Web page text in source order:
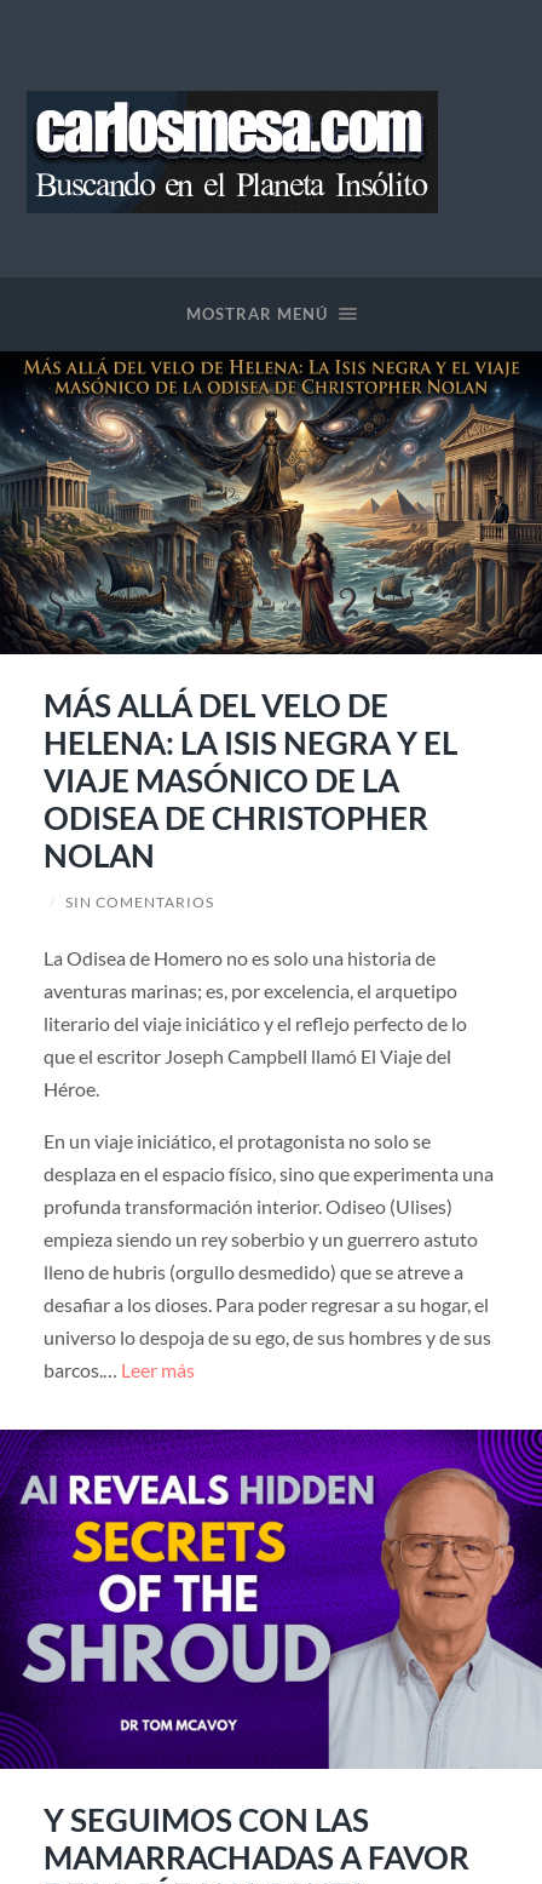
MOSTRAR MENÚ
MÁS ALLÁ DEL VELO DE
HELENA: LA ISIS NEGRA Y EL
VIAJE MASÓNICO DE LA
ODISEA DE CHRISTOPHER
NOLAN
/ SIN COMENTARIOS
La Odisea de Homero no es solo una historia de
aventuras marinas; es, por excelencia, el arquetipo
literario del viaje iniciático y el reflejo perfecto de lo
que el escritor Joseph Campbell llamó El Viaje del
Héroe.
En un viaje iniciático, el protagonista no solo se
desplaza en el espacio físico, sino que experimenta una
profunda transformación interior. Odiseo (Ulises)
empieza siendo un rey soberbio y un guerrero astuto
lleno de hubris (orgullo desmedido) que se atreve a
desafiar a los dioses. Para poder regresar a su hogar, el
universo lo despoja de su ego, de sus hombres y de sus
barcos.… Leer más
Y SEGUIMOS CON LAS
MAMARRACHADAS A FAVOR